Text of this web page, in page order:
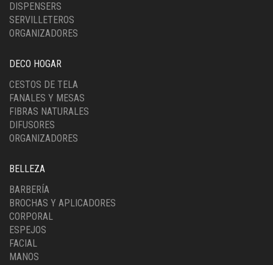
DISPENSERS
SERVILLETEROS
ORGANIZADORES
DECO HOGAR
CESTOS DE TELA
FANALES Y MESAS
FIBRAS NATURALES
DIFUSORES
ORGANIZADORES
BELLEZA
BARBERÍA
BROCHAS Y APLICADORES
CORPORAL
ESPEJOS
FACIAL
MANOS